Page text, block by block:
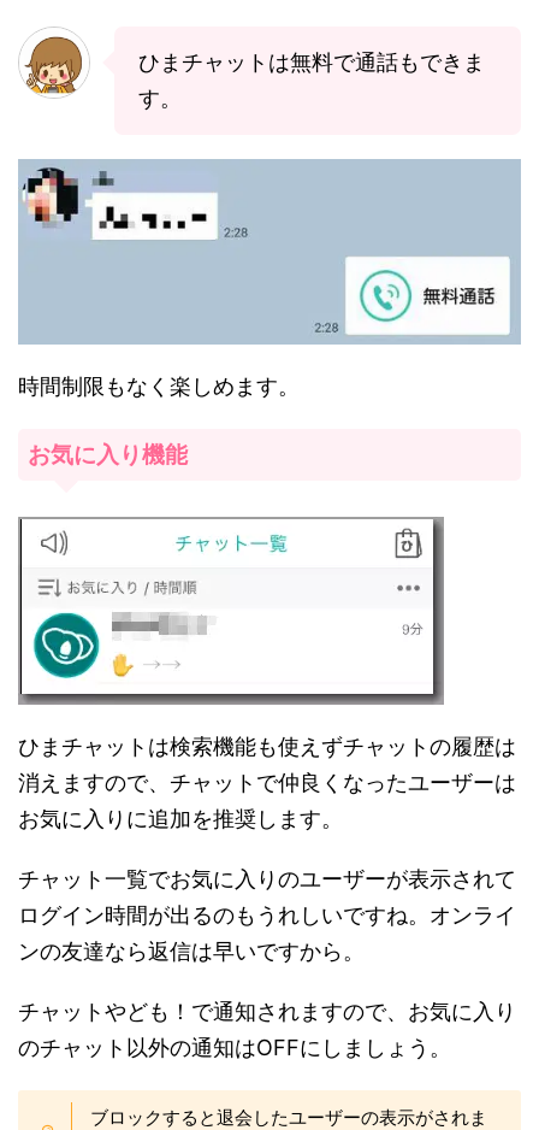
ひまチャットは無料で通話もできま
す。
時間制限もなく楽しめます。
お気に入り機能
ひまチャットは検索機能も使えずチャットの履歴は
消えますので、チャットで仲良くなったユーザーは
お気に入りに追加を推奨します。
チャット一覧でお気に入りのユーザーが表示されて
ログイン時間が出るのもうれしいですね。オンライ
ンの友達なら返信は早いですから。
チャットやども！で通知されますので、お気に入り
のチャット以外の通知はOFFにしましょう。
ブロックすると退会したユーザーの表示がされま